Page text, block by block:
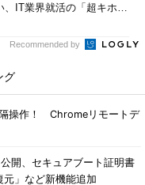
、IT業界就活の「超キホ
Recommended by
グ
隔操作！ Chromeリモートデ
開、セキュアブート証明書
」など新機能追加